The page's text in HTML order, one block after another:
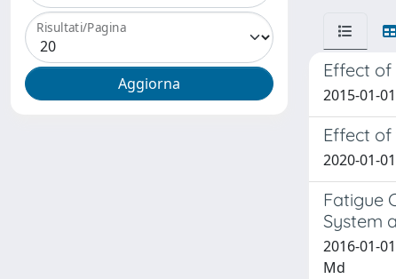
Risultati/Pagina
Effect
2015-01-
Effect
2020-01-
Fatigue
System
2016-01-
Md